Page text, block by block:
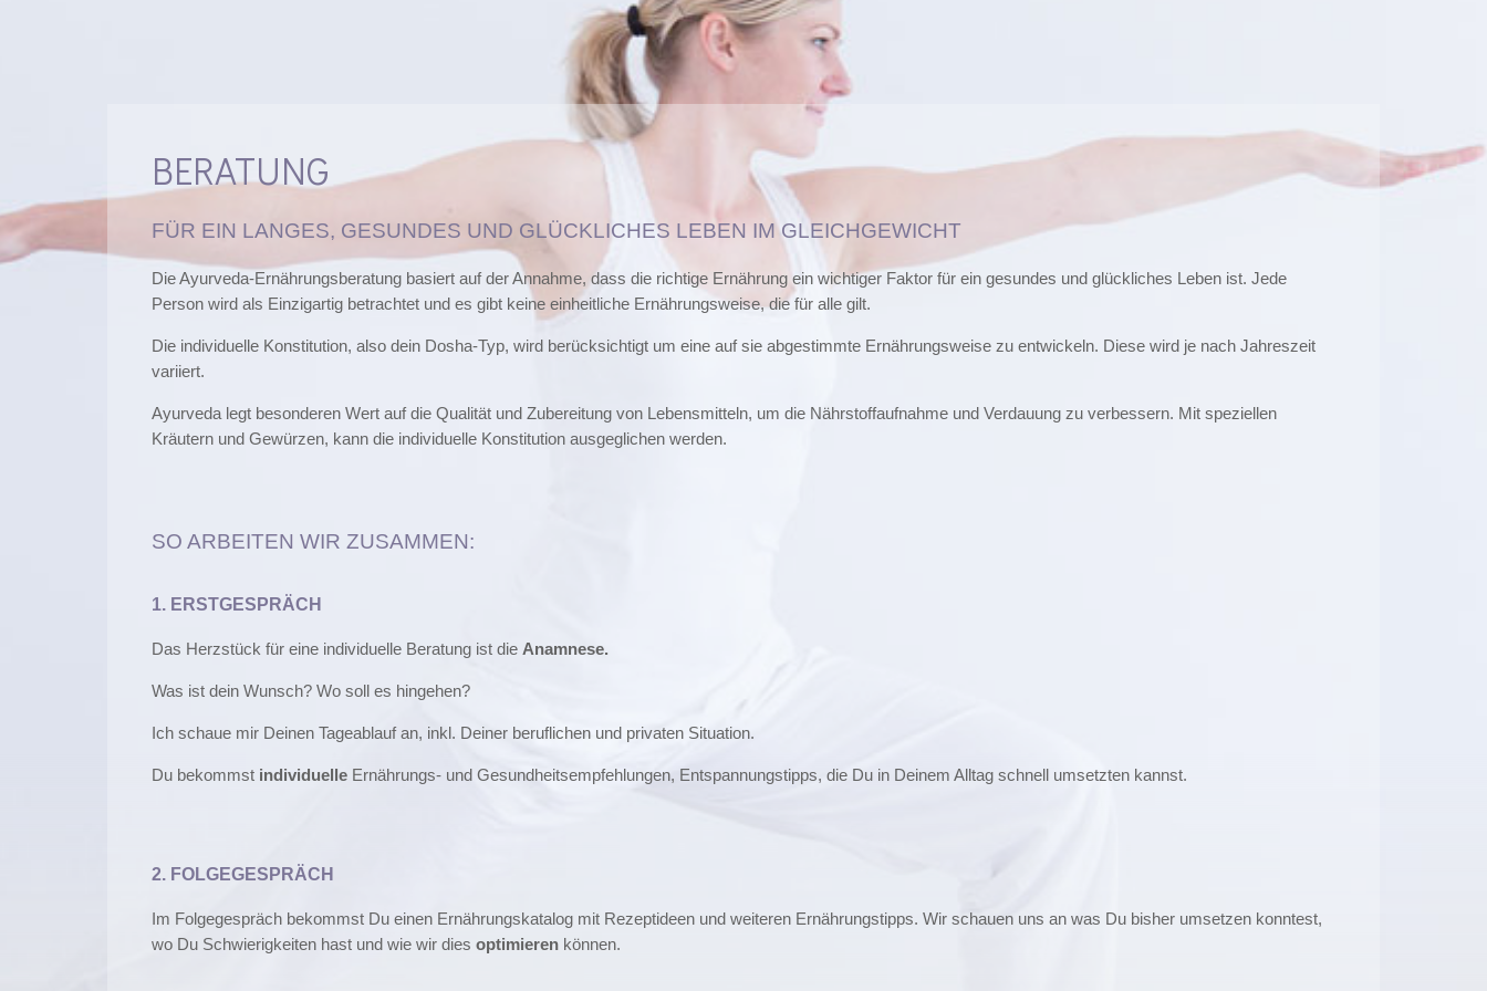
BERATUNG
FÜR EIN LANGES, GESUNDES UND GLÜCKLICHES LEBEN IM GLEICHGEWICHT
Die Ayurveda-Ernährungsberatung basiert auf der Annahme, dass die richtige Ernährung ein wichtiger Faktor für ein gesundes und glückliches Leben ist. Jede
Person wird als Einzigartig betrachtet und es gibt keine einheitliche Ernährungsweise, die für alle gilt.
Die individuelle Konstitution, also dein Dosha-Typ, wird berücksichtigt um eine auf sie abgestimmte Ernährungsweise zu entwickeln. Diese wird je nach Jahreszeit
variiert.
Ayurveda legt besonderen Wert auf die Qualität und Zubereitung von Lebensmitteln, um die Nährstoffaufnahme und Verdauung zu verbessern. Mit speziellen
Kräutern und Gewürzen, kann die individuelle Konstitution ausgeglichen werden.
SO ARBEITEN WIR ZUSAMMEN:
1. ERSTGESPRÄCH
Das Herzstück für eine individuelle Beratung ist die Anamnese.
Was ist dein Wunsch? Wo soll es hingehen?
Ich schaue mir Deinen Tageablauf an, inkl. Deiner beruflichen und privaten Situation.
Du bekommst individuelle Ernährungs- und Gesundheitsempfehlungen, Entspannungstipps, die Du in Deinem Alltag schnell umsetzten kannst.
2. FOLGEGESPRÄCH
Im Folgegespräch bekommst Du einen Ernährungskatalog mit Rezeptideen und weiteren Ernährungstipps. Wir schauen uns an was Du bisher umsetzen konntest,
wo Du Schwierigkeiten hast und wie wir dies optimieren können.